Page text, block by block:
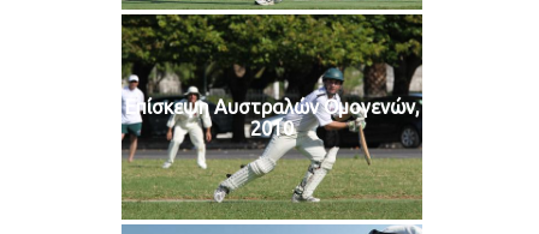
Επίσκεψη Αυστραλών Ομογενών,
2010